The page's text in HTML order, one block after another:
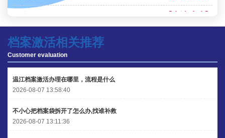
王小姐 181****2354 【申请成功】
陈先生 158****3306
李先生 137****1923
王小姐 185****2848
陈先生 189****1098
档案激活相关推荐
Customer evaluation
温江档案激活办理在哪里，流程是什么
2026-08-07 13:58:40
不小心把档案袋拆开了怎么办,找谁补救
2026-08-07 13:11:36